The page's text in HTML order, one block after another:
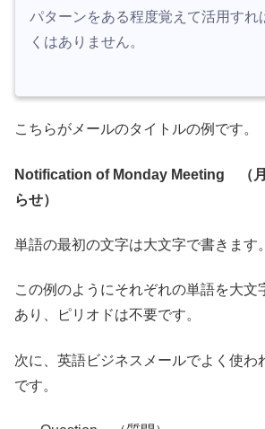
パターンをある程度覚えて活用すれ
くはありません。
こちらがメールのタイトルの例です。
Notification of Monday Meeting （
らせ）
単語の最初の文字は大文字で書きます。
この例のようにそれぞれの単語を大文
あり、ピリオドは不要です。
次に、英語ビジネスメールでよく使わ
です。